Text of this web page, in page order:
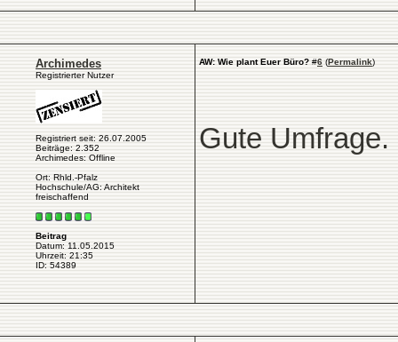
Archimedes
Registrierter Nutzer
Registriert seit: 26.07.2005
Beiträge: 2.352
Archimedes: Offline
Ort: Rhld.-Pfalz
Hochschule/AG: Architekt
freischaffend
Beitrag
Datum: 11.05.2015
Uhrzeit: 21:35
ID: 54389
AW: Wie plant Euer Büro? #6 (Permalink)
Gute